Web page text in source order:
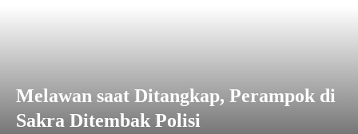
Melawan saat Ditangkap, Perampok di
Sakra Ditembak Polisi